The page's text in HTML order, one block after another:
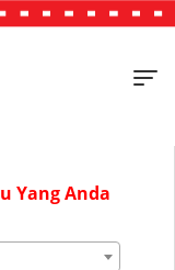
Yang Anda